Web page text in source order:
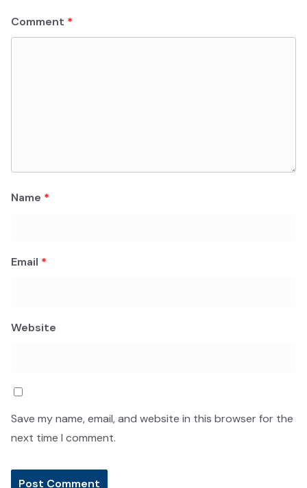
Comment *
Name *
Email *
Website
Save my name, email, and website in this browser for the
next time I comment.